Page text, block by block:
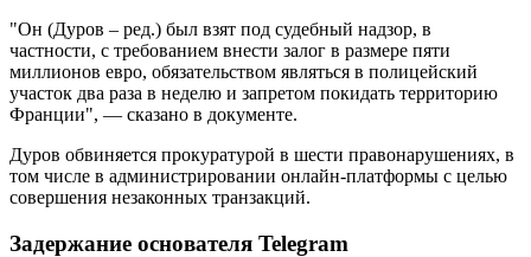
"Он (Дуров – ред.) был взят под судебный надзор, в
частности, с требованием внести залог в размере пяти
миллионов евро, обязательством являться в полицейский
участок два раза в неделю и запретом покидать территорию
Франции", — сказано в документе.
Дуров обвиняется прокуратурой в шести правонарушениях, в
том числе в администрировании онлайн-платформы с целью
совершения незаконных транзакций.
Задержание основателя Telegram